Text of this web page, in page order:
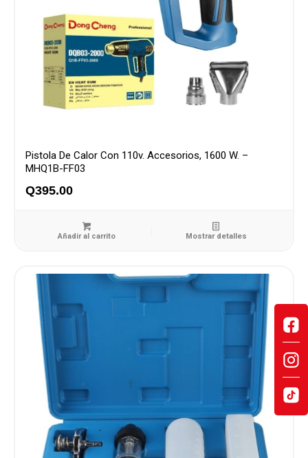
Pistola De Calor Con 110v. Accesorios, 1600 W. –
MHQ1B-FF03
Q395.00
Añadir al carrito Mostrar detalles